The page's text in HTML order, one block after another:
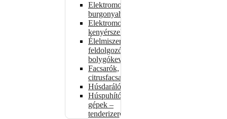
Elektromos
burgonyahámozók
Elektromos
kenyérszeletelők
Élelmiszer-
feldolgozók –
bolygókeverők
Facsarók,
citrusfacsarók
Húsdarálók
Húspuhító
gépek –
tenderizerek